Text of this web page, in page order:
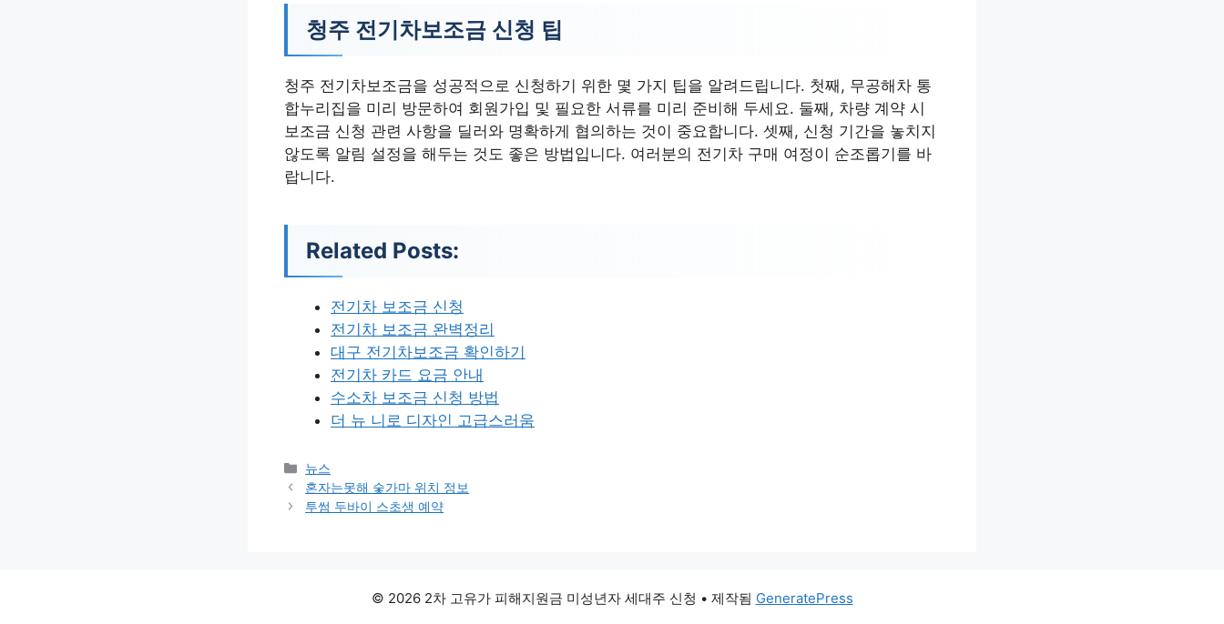
청주 전기차보조금 신청 팁
청주 전기차보조금을 성공적으로 신청하기 위한 몇 가지 팁을 알려드립니다. 첫째, 무공해차 통
합누리집을 미리 방문하여 회원가입 및 필요한 서류를 미리 준비해 두세요. 둘째, 차량 계약 시
보조금 신청 관련 사항을 딜러와 명확하게 협의하는 것이 중요합니다. 셋째, 신청 기간을 놓치지
않도록 알림 설정을 해두는 것도 좋은 방법입니다. 여러분의 전기차 구매 여정이 순조롭기를 바
랍니다.
Related Posts:
전기차 보조금 신청
전기차 보조금 완벽정리
대구 전기차보조금 확인하기
전기차 카드 요금 안내
수소차 보조금 신청 방법
더 뉴 니로 디자인 고급스러움
카
테
고
뉴스
혼자는못해 숯가마 위치 정보
투썸 두바이 스초생 예약
© 2026 2차 고유가 피해지원금 미성년자 세대주 신청 • 제작됨 GeneratePress